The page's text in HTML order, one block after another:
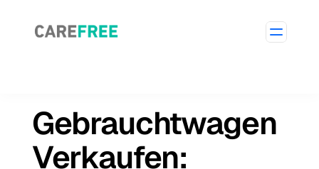
Gebrauchtwagen
Verkaufen: